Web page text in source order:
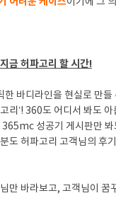
금 허파고리 할 시간!
한 바디라인을 현실로 만
리’! 360도 어디서 봐도
365mc 성공기 게시판만
도 허파고리 고객님의 후
만 바라보고, 고객님이 꿈